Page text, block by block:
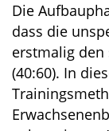
Die
dass die
erstmalig
(40:60). In